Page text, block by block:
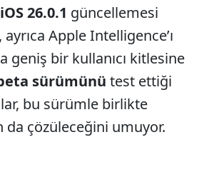
iOS 26.0.1 güncellemesi
ayrıca Apple Intelligence’ı
geniş bir kullanıcı kitlesine
sürümünü test ettiği
bu sürümle birlikte
da çözüleceğini umuyor.